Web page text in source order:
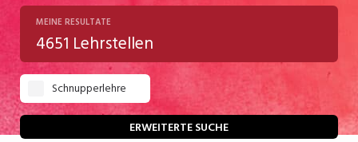
2028
Chemie/Pharma
Gastgewerbe
Gesundheit/Pflege/Soziales
Handwerk/Technik
MEINE RESULTATE
4651 Lehrstellen
Schnupperlehre
ERWEITERTE SUCHE